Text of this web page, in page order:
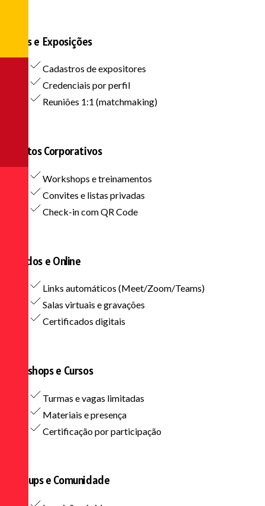
Feiras e Exposições
Cadastros de expositores
Credenciais por perfil
Reuniões 1:1 (matchmaking)
Eventos Corporativos
Workshops e treinamentos
Convites e listas privadas
Check-in com QR Code
Híbridos e Online
Links automáticos (Meet/Zoom/Teams)
Salas virtuais e gravações
Certificados digitais
Workshops e Cursos
Turmas e vagas limitadas
Materiais e presença
Certificação por participação
Meetups e Comunidade